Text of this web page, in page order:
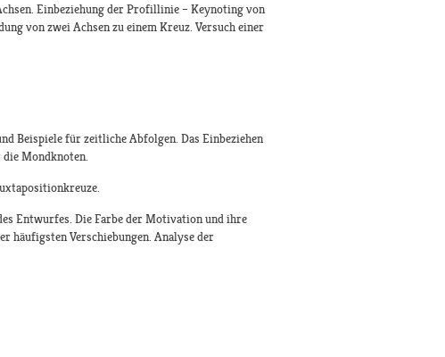
Einbeziehung der Profillinie – Keynoting von
von zwei Achsen zu einem Kreuz. Versuch einer
Beispiele für zeitliche Abfolgen. Das Einbeziehen
Mondknoten.
Entwurfes. Die Farbe der Motivation und ihre
häufigsten Verschiebungen. Analyse der